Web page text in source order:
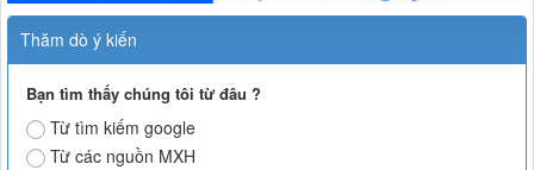
Thăm dò ý kiến
Bạn tìm thấy chúng tôi từ đâu ?
Từ tìm kiếm google
Từ các nguồn MXH